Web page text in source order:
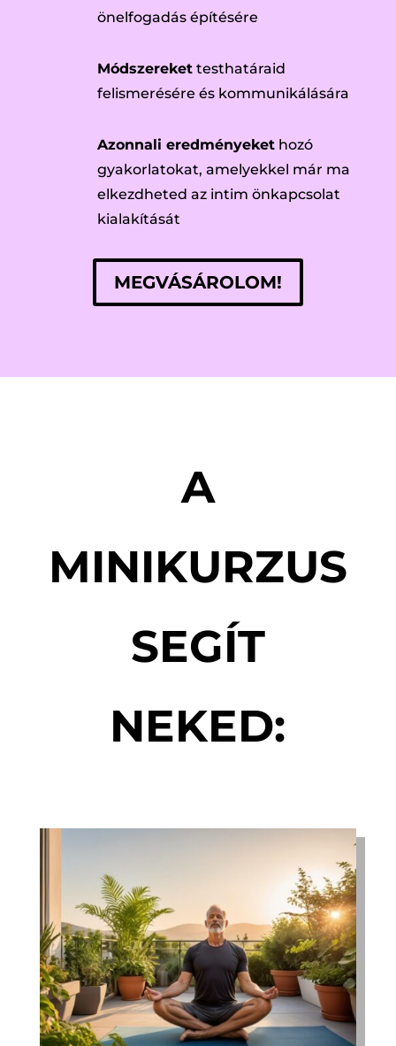
önelfogadás építésére
Módszerekettesthatáraid
felismerésére és kommunikálására
Azonnali eredményekethozó
gyakorlatokat, amelyekkel már ma
elkezdheted az intim önkapcsolat
kialakítását
MEGVÁSÁROLOM!
A
MINIKURZUS
SEGÍT
NEKED: